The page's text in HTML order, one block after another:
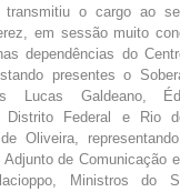
transmitiu o cargo ao
em sessão muito
dependências do
presentes o
Lucas Galdeano,
Distrito Federal e Rio
Oliveira,
Adjunto de Comunicação
Ministros do